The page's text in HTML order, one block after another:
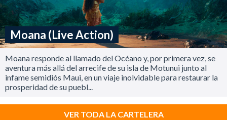
Moana (Live Action)
Moana responde al llamado del Océano y, por primera vez, se
aventura más allá del arrecife de su isla de Motunui junto al
infame semidiós Maui, en un viaje inolvidable para restaurar la
prosperidad de su puebl...
VER TODA LA CARTELERA